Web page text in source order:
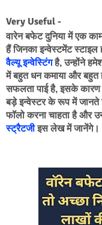
Very Useful -
वारेन बफेट दुनिया में एक
वैल्यू इन्वेस्टिंग है, उन्होंने
में बहुत धन कमाया और बहुत
सफलता पाई है, इसके कारण
बड़े इन्वेस्टर के रूप में
स्ट्रैटजी इस लेख में जानेंगे।